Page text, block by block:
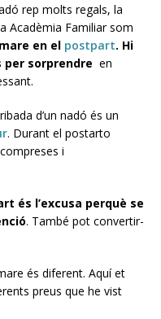
rep molts regals, la
Acadèmia Familiar som
en el postpart. Hi
sorprendre en
d’un nadó és un
. Durant el postarto
i
és l’excusa perquè se
. També pot convertir-
és diferent. Aquí et
preus que he vist